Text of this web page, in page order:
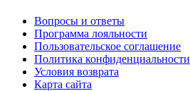
Вопросы и ответы
Программа лояльности
Пользовательское соглашение
Политика конфиденциальности
Условия возврата
Карта сайта